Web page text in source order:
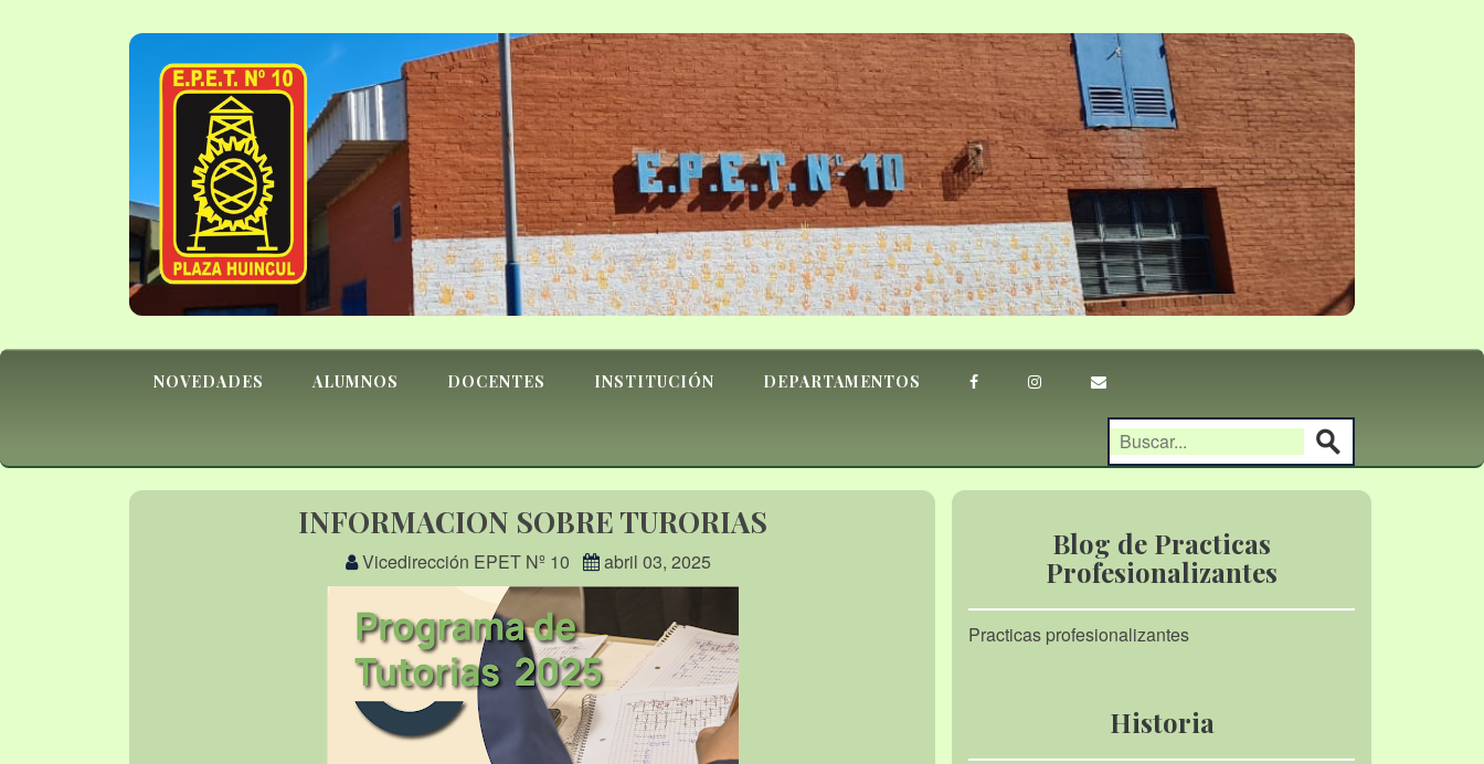
NOVEDADES ALUMNOS DOCENTES INSTITUCIÓN DEPARTAMENTOS
INFORMACION SOBRE TURORIAS
Vicedirección EPET Nº 10 abril 03, 2025
Blog de Practicas
Profesionalizantes
Practicas profesionalizantes
Historia